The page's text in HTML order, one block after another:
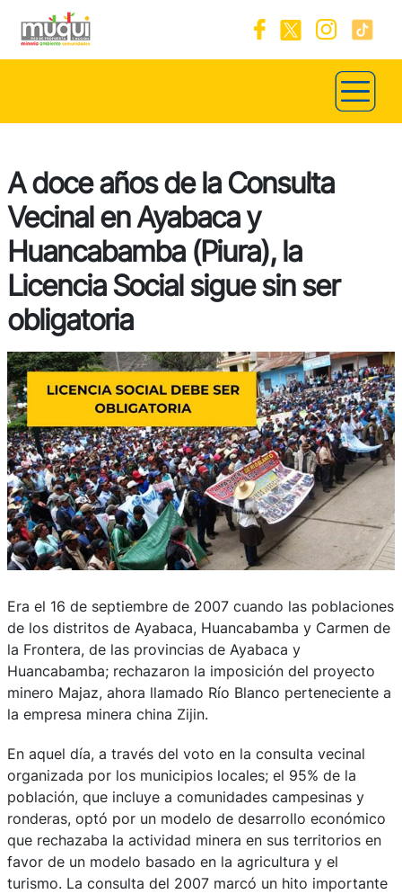
A doce años de la Consulta
Vecinal en Ayabaca y
Huancabamba (Piura), la
Licencia Social sigue sin ser
obligatoria
Era el 16 de septiembre de 2007 cuando las poblaciones
de los distritos de Ayabaca, Huancabamba y Carmen de
la Frontera, de las provincias de Ayabaca y
Huancabamba; rechazaron la imposición del proyecto
minero Majaz, ahora llamado Río Blanco perteneciente a
la empresa minera china Zijin.
En aquel día, a través del voto en la consulta vecinal
organizada por los municipios locales; el 95% de la
población, que incluye a comunidades campesinas y
ronderas, optó por un modelo de desarrollo económico
que rechazaba la actividad minera en sus territorios en
favor de un modelo basado en la agricultura y el
turismo. La consulta del 2007 marcó un hito importante